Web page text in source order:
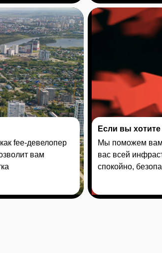
fee-девелопер
вам
Если вы хотите
Мы поможем вам
вас всей
спокойно,